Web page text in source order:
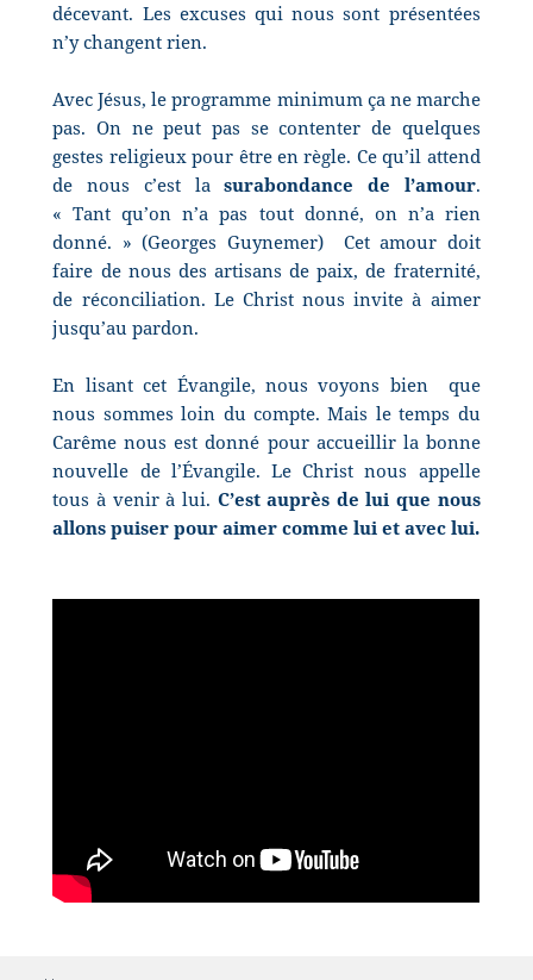
décevant. Les excuses qui nous sont présentées
n’y changent rien.
Avec Jésus, le programme minimum ça ne marche
pas. On ne peut pas se contenter de quelques
gestes religieux pour être en règle. Ce qu’il attend
de nous c’est lasurabondance de l’amour.
« Tant qu’on n’a pas tout donné, on n’a rien
donné. » (Georges Guynemer)
Cet amour doit
faire de nous des artisans de paix, de fraternité,
de réconciliation. Le Christ nous invite à aimer
jusqu’au pardon.
En lisant cet Évangile, nous voyons bien
que
nous sommes loin du compte. Mais le temps du
Carême nous est donné pour accueillir la bonne
nouvelle de l’Évangile. Le Christ nous appelle
tous à venir à lui. C’est auprès de lui que nous
allons puiser pour aimer comme lui et avec lui.